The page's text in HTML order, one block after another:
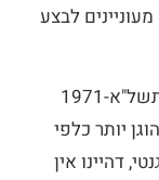
לבצע
בקיץ 2017 תוקן חוק השכירות והשאילה תשל"א-1971
יותר כלפי
דהיינו אין